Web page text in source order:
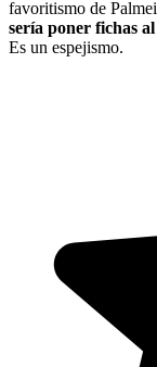
favoritismo de
sería poner fichas
Es un espejismo.